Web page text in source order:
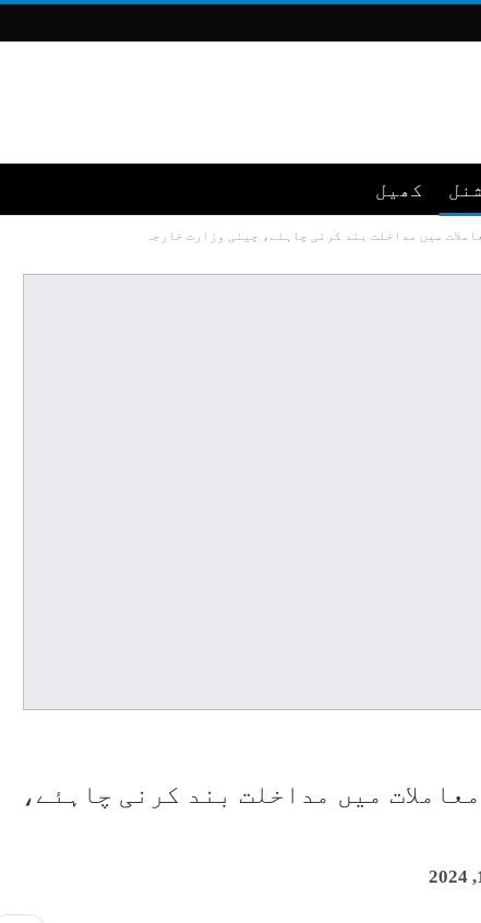
کھیل
میں مداخلت بند کرنی چاہئے، چینی وزارت خارجہ
میں مداخلت بند کرنی چاہئے،